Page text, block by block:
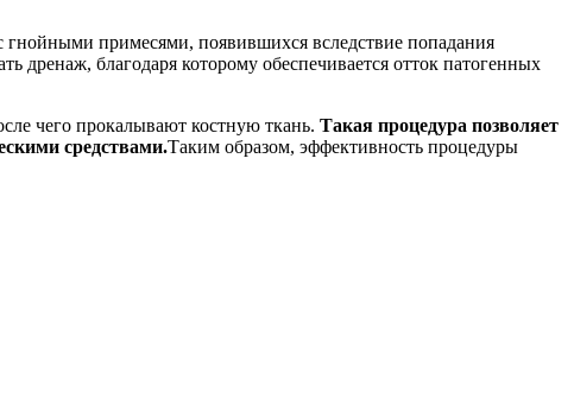
гнойными примесями, появившихся вследствие попадания
дренаж, благодаря которому обеспечивается отток патогенных
чего прокалывают костную ткань. Такая процедура позволяет
средствами.Таким образом, эффективность процедуры